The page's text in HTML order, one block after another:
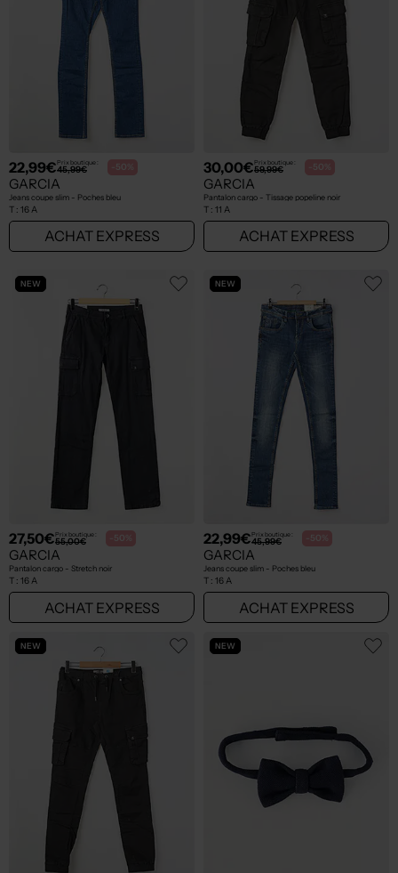
22,99€Prix boutique :
45,99€ -50%
GARCIA
Jeans coupe slim - Poches bleu
T : 16 A
ACHAT EXPRESS
30,00€Prix boutique :
59,99€ -50%
GARCIA
Pantalon cargo - Tissage popeline noir
T : 11 A
ACHAT EXPRESS
NEW
27,50€Prix boutique :
55,00€ -50%
GARCIA
Pantalon cargo - Stretch noir
T : 16 A
ACHAT EXPRESS
NEW
22,99€Prix boutique :
45,99€ -50%
GARCIA
Jeans coupe slim - Poches bleu
T : 16 A
ACHAT EXPRESS
NEW NEW